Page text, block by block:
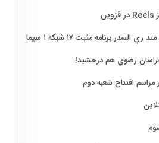
برنامه مثبت ۱۷ شبكه ۱ سيما
رضوي هم درخشيد!
افتتاح شعبه دوم